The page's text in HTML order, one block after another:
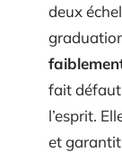
deux
fait
l’esprit.
et